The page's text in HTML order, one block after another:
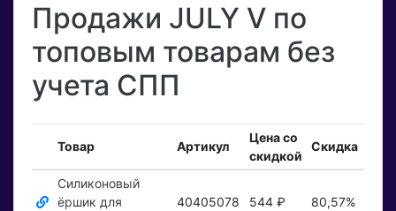
Продажи JULY V по
топовым товарам без
учета СПП
Товар Артикул
Цена со
скидкой
Скидка
Силиконовый
ёршик для
40405078 544 ₽ 80,57%